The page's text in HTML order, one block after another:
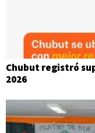
Chubut registró
2026